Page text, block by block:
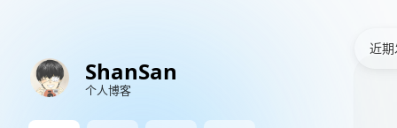
ShanSan
个人博客
近